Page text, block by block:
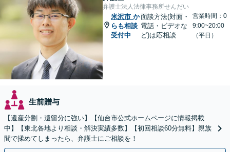
弁護士法人法律事務所せんだい
米沢市 か
らも相談
受付中
面談方法(対面・
電話・ビデオな
ど)は応相談
営業時間：0
9:00~20:00
（平日）
生前贈与
【遺産分割・遺留分に強い】【仙台市公式ホームページに情報掲載
中】【東北各地より相談・解決実績多数】【初回相談60分無料】親族
間で揉めてしまったら、弁護士にご相談を！